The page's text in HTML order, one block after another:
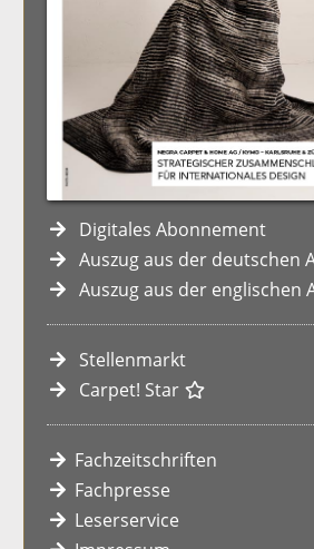
Digitales Abonnement
Auszug aus der deutschen
Auszug aus der englischen
Stellenmarkt
Carpet! Star
Fachzeitschriften
Fachpresse
Leserservice